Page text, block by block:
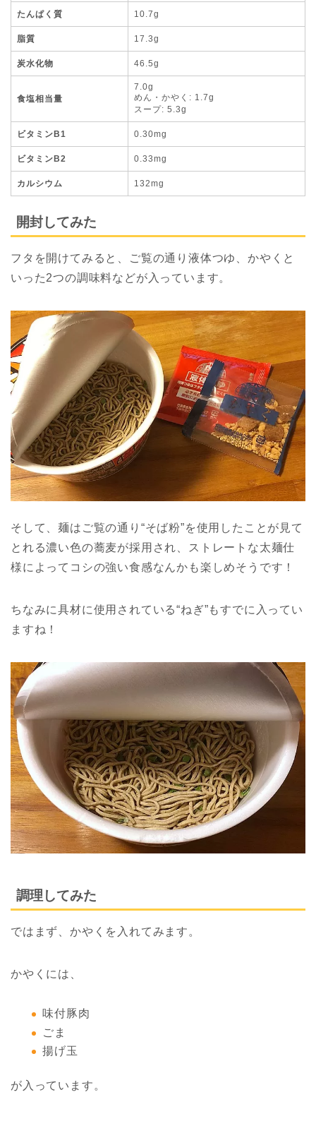
たんぱく質 10.7g
脂質 17.3g
炭水化物 46.5g
食塩相当量
7.0g
めん・かやく: 1.7g
スープ: 5.3g
ビタミンB1 0.30mg
ビタミンB2 0.33mg
カルシウム 132mg
開封してみた
フタを開けてみると、ご覧の通り液体つゆ、かやくと
いった2つの調味料などが入っています。
そして、麺はご覧の通り“そば粉”を使用したことが見て
とれる濃い色の蕎麦が採用され、ストレートな太麺仕
様によってコシの強い食感なんかも楽しめそうです！
ちなみに具材に使用されている“ねぎ”もすでに入ってい
ますね！
調理してみた
ではまず、かやくを入れてみます。
かやくには、
味付豚肉
ごま
揚げ玉
が入っています。